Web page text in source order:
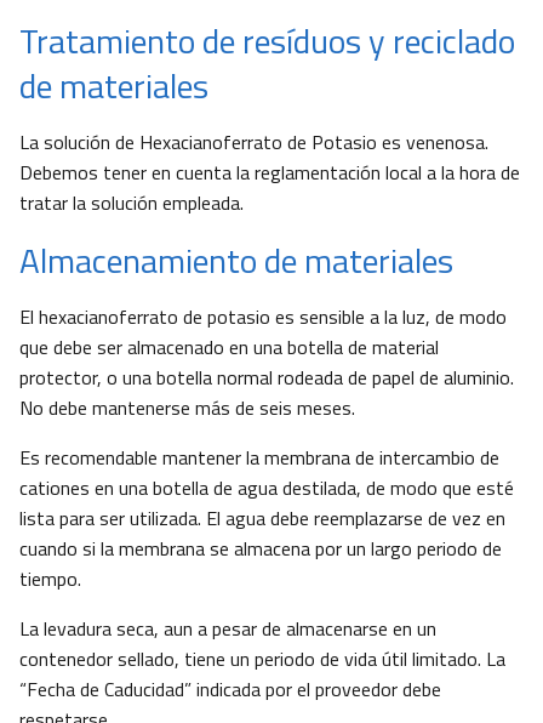
Tratamiento de resíduos y reciclado
de materiales
La solución de Hexacianoferrato de Potasio es venenosa.
Debemos tener en cuenta la reglamentación local a la hora de
tratar la solución empleada.
Almacenamiento de materiales
El hexacianoferrato de potasio es sensible a la luz, de modo
que debe ser almacenado en una botella de material
protector, o una botella normal rodeada de papel de aluminio.
No debe mantenerse más de seis meses.
Es recomendable mantener la membrana de intercambio de
cationes en una botella de agua destilada, de modo que esté
lista para ser utilizada. El agua debe reemplazarse de vez en
cuando si la membrana se almacena por un largo periodo de
tiempo.
La levadura seca, aun a pesar de almacenarse en un
contenedor sellado, tiene un periodo de vida útil limitado. La
“Fecha de Caducidad” indicada por el proveedor debe